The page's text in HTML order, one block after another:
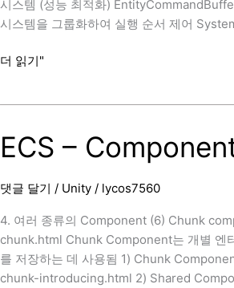
시스템 (성능 최적화)
시스템을 그룹화하여 실행 순서 제어
ECS
더 읽기"
ECS –
댓글 달기 / Unity/ lycos7560
4. 여러 종류의 Component (6) Chunk
chunk.html Chunk Component는 개별 엔
를 저장하는 데 사용됨 1) Chunk
chunk-introducing.html 2) Shared